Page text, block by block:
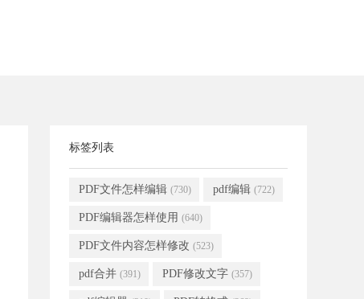
标签列表
PDF文件怎样编辑 (730) pdf编辑 (722)
PDF编辑器怎样使用 (640)
PDF文件内容怎样修改 (523)
pdf合并 (391) PDF修改文字 (357)